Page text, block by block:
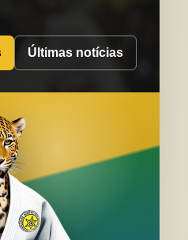
Últimas notícias